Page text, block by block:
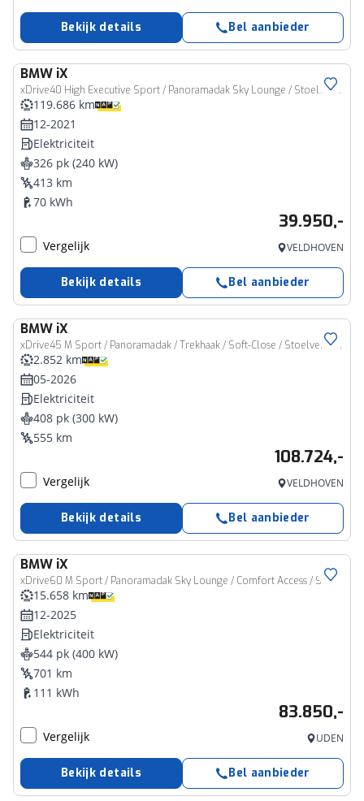
Bekijk details Bel aanbieder
BMW iX
xDrive40 High Executive Sport / Panoramadak Sky Lounge / Stoelverwarming / Stoelverwarming / Soft-Close / Parking Assistant Plus
119.686 km
12-2021
Elektriciteit
326 pk (240 kW)
413 km
70 kWh
39.950,-
Vergelijk VELDHOVEN
Bekijk details Bel aanbieder
BMW iX
xDrive45 M Sport / Panoramadak / Trekhaak / Soft-Close / Stoelventilatie / Parking Assisant Professional / Comfort Access / Adaptieve LED / Harman Kardon
2.852 km
05-2026
Elektriciteit
408 pk (300 kW)
555 km
108.724,-
Vergelijk VELDHOVEN
Bekijk details Bel aanbieder
BMW iX
xDrive60 M Sport / Panoramadak Sky Lounge / Comfort Access / Stoelventilatie / Harman Kardon / Adaptieve LED / Parking Assistant Professional
15.658 km
12-2025
Elektriciteit
544 pk (400 kW)
701 km
111 kWh
83.850,-
Vergelijk UDEN
Bekijk details Bel aanbieder